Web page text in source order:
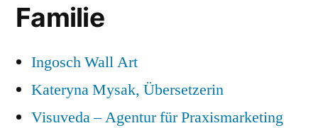
Familie
Ingosch Wall Art
Kateryna Mysak, Übersetzerin
Visuveda – Agentur für Praxismarketing